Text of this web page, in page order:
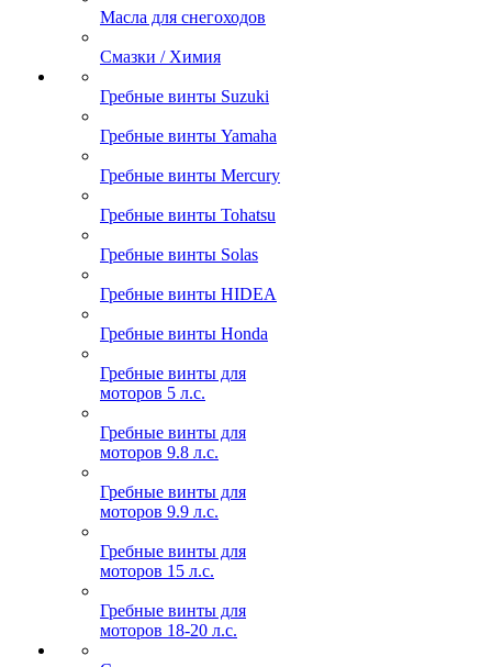
Масла для снегоходов
Смазки / Химия
Гребные винты Suzuki
Гребные винты Yamaha
Гребные винты Mercury
Гребные винты Tohatsu
Гребные винты Solas
Гребные винты HIDEA
Гребные винты Honda
Гребные винты для
моторов 5 л.с.
Гребные винты для
моторов 9.8 л.с.
Гребные винты для
моторов 9.9 л.с.
Гребные винты для
моторов 15 л.с.
Гребные винты для
моторов 18-20 л.с.